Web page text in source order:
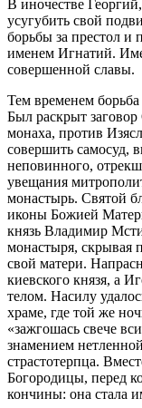
В иночестве
усугубить свой
борьбы за престол и
именем Игнатий.
совершенной славы.
Тем временем
Был раскрыт
монаха, против
совершить самосуд,
неповинного,
увещания
монастырь. Святой
иконы Божией
князь Владимир
монастыря, скрывая
свой матери.
киевского князя, а
телом. Насилу
храме, где той же
«зажгошась свече
знамением
страстотерпца.
Богородицы, перед
кончины: она стала